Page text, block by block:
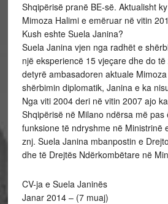
Shqipërisë pranë BE-së. Aktualisht
Mimoza Halimi e emëruar në vitin
Kush eshte Suela Janina?
Suela Janina vjen nga radhët e
një eksperiencë 15 vjeçare dhe do
detyrë ambasadoren aktuale
shërbimin diplomatik, Janina e ka
Nga viti 2004 deri në vitin 2007 ajo
Shqipërisë në Milano ndërsa më pas
funksione të ndryshme në Ministrinë
znj. Suela Janina mbanpostin e
dhe të Drejtës Ndërkombëtare në
CV-ja e Suela Janinës
Janar 2014 – (7 muaj)